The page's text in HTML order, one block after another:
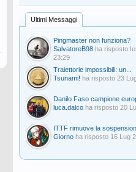
Ultimi Messaggi
Pingmaster non funziona?
SalvatoreB98 ha risposto
23:29
Traiettorie impossibili: un...
Tsunami! ha risposto 23
Danilo Faso campione
luca.dalco ha risposto 20
ITTF rimuove la
Giorno ha risposto 16 Lug